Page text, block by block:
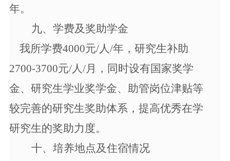
年。
九、 学费及奖助学金
我所学费4000元/人/年，研究生补助
2700-3700元/人/月，同时设有国家奖学
金、研究生学业奖学金、助管岗位津贴等
较完善的研究生奖助体系，提高优秀在学
研究生的奖助力度。
十、 培养地点及住宿情况